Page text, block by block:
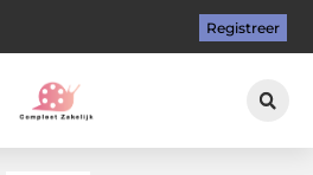
Registreer